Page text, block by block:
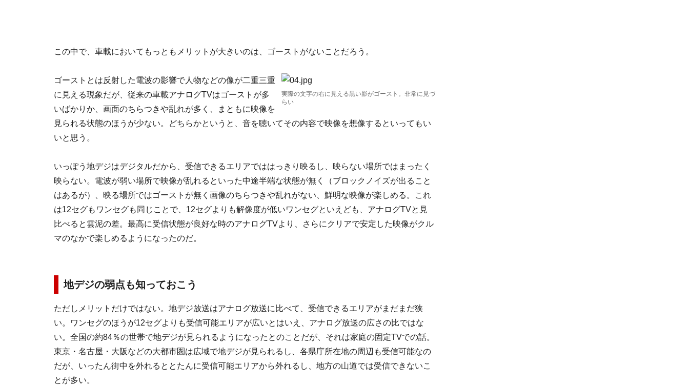
この中で、車載においてもっともメリットが大きいのは、ゴーストがないことだろう。
実際の文字の右に見える黒い影がゴースト。非常に見づ
らい
ゴーストとは反射した電波の影響で人物などの像が二重三重
に見える現象だが、従来の車載アナログTVはゴーストが多
いばかりか、画面のちらつきや乱れが多く、まともに映像を
見られる状態のほうが少ない。どちらかというと、音を聴いてその内容で映像を想像するといってもい
いと思う。
いっぽう地デジはデジタルだから、受信できるエリアでははっきり映るし、映らない場所ではまったく
映らない。電波が弱い場所で映像が乱れるといった中途半端な状態が無く（ブロックノイズが出ること
はあるが）、映る場所ではゴーストが無く画像のちらつきや乱れがない、鮮明な映像が楽しめる。これ
は12セグもワンセグも同じことで、12セグよりも解像度が低いワンセグといえども、アナログTVと見
比べると雲泥の差。最高に受信状態が良好な時のアナログTVより、さらにクリアで安定した映像がクル
マのなかで楽しめるようになったのだ。
地デジの弱点も知っておこう
ただしメリットだけではない。地デジ放送はアナログ放送に比べて、受信できるエリアがまだまだ狭
い。ワンセグのほうが12セグよりも受信可能エリアが広いとはいえ、アナログ放送の広さの比ではな
い。全国の約84％の世帯で地デジが見られるようになったとのことだが、それは家庭の固定TVでの話。
東京・名古屋・大阪などの大都市圏は広域で地デジが見られるし、各県庁所在地の周辺も受信可能なの
だが、いったん街中を外れるととたんに受信可能エリアから外れるし、地方の山道では受信できないこ
とが多い。